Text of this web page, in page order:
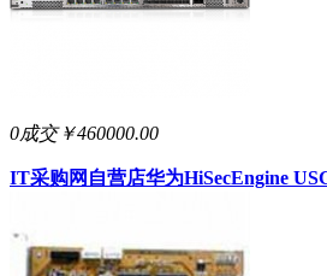
0成交￥460000.00
IT采购网自营店华为HiSecEngine